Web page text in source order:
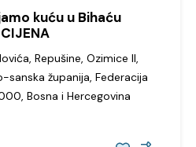
kuću u Bihaću
Repušine, Ozimice II,
sanska županija, Federacija
Bosna i Hercegovina